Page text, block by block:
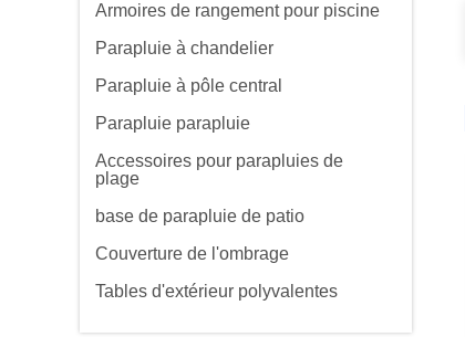
Armoires de rangement pour piscine
Parapluie à chandelier
Parapluie à pôle central
Parapluie parapluie
Accessoires pour parapluies de
plage
base de parapluie de patio
Couverture de l'ombrage
Tables d'extérieur polyvalentes